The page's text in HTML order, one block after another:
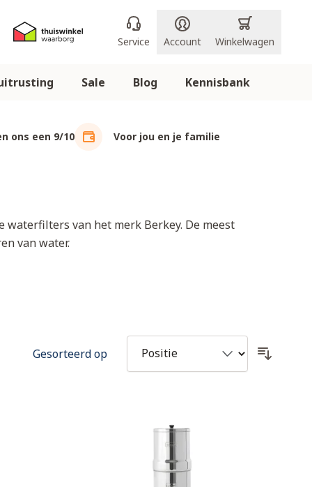
Sale Blog Kennisbank
Service Account Winkelwagen
ons een 9/10 Voor jou en je familie
waterfilters van het merk Berkey. De meest
van water.
Gesorteerd op